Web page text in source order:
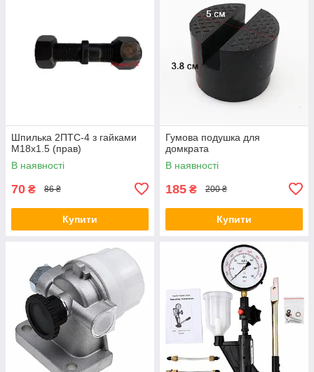
Шпилька 2ПТС-4 з гайками
М18х1.5 (прав)
В наявності
70 ₴ 86 ₴
Купити
Гумова подушка для
домкрата
В наявності
185 ₴ 200 ₴
Купити